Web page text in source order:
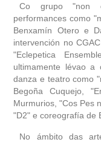
Co grupo "non
performances como
Benxamín Otero e
intervención no
"Eclepetica
ultimamente lévao a
danza e teatro como
Begoña Cuquejo,
Murmurios, "Cos Pes
"D2" e coreografía de
No ámbito das